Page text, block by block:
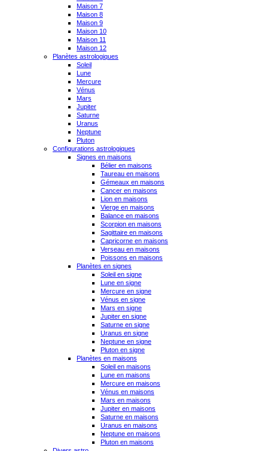
Maison 7
Maison 8
Maison 9
Maison 10
Maison 11
Maison 12
Planètes astrologiques
Soleil
Lune
Mercure
Vénus
Mars
Jupiter
Saturne
Uranus
Neptune
Pluton
Configurations astrologiques
Signes en maisons
Bélier en maisons
Taureau en maisons
Gémeaux en maisons
Cancer en maisons
Lion en maisons
Vierge en maisons
Balance en maisons
Scorpion en maisons
Sagittaire en maisons
Capricorne en maisons
Verseau en maisons
Poissons en maisons
Planètes en signes
Soleil en signe
Lune en signe
Mercure en signe
Vénus en signe
Mars en signe
Jupiter en signe
Saturne en signe
Uranus en signe
Neptune en signe
Pluton en signe
Planètes en maisons
Soleil en maisons
Lune en maisons
Mercure en maisons
Vénus en maisons
Mars en maisons
Jupiter en maisons
Saturne en maisons
Uranus en maisons
Neptune en maisons
Pluton en maisons